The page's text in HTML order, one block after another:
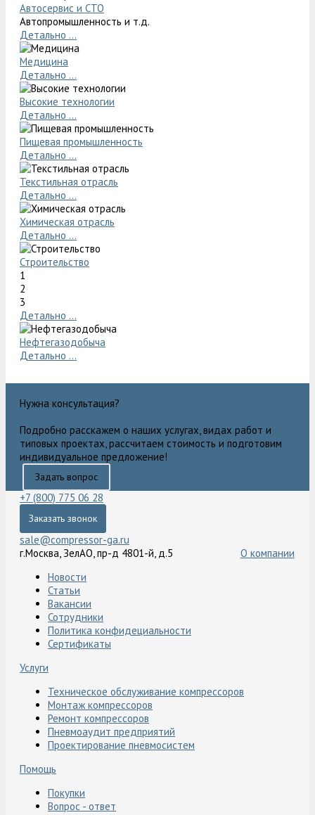
Автосервис и СТО
Автопромышленность и т.д.
Детально ...
Медицина
Детально ...
Высокие технологии
Детально ...
Пищевая промышленность
Детально ...
Текстильная отрасль
Детально ...
Химическая отрасль
Детально ...
Строительство
1
2
3
Детально ...
Нефтегазодобыча
Детально ...
Нужна консультация?
Подробно расскажем о наших услугах, видах работ и
типовых проектах, рассчитаем стоимость и подготовим
индивидуальное предложение!
Задать вопрос
+7 (800) 775 06 28
Заказать звонок
sale@compressor-ga.ru
г.Москва, ЗелАО, пр-д 4801-й, д.5
О компании
Новости
Статьи
Вакансии
Сотрудники
Политика конфидециальности
Сертификаты
Услуги
Техническое обслуживание компрессоров
Монтаж компрессоров
Ремонт компрессоров
Пневмоаудит предприятий
Проектирование пневмосистем
Помощь
Покупки
Вопрос - ответ